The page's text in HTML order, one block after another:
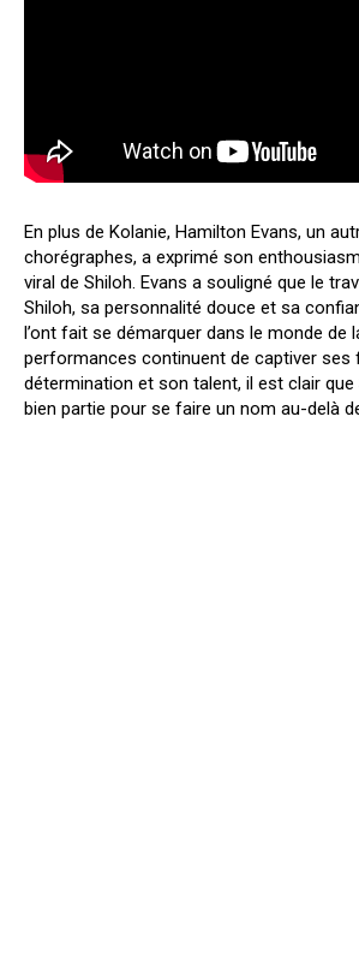
En plus de Kolanie, Hamilton Evans, un
chorégraphes, a exprimé son
viral de Shiloh. Evans a souligné que le
Shiloh, sa personnalité douce et sa
l’ont fait se démarquer dans le monde de
performances continuent de captiver ses
détermination et son talent, il est clair
bien partie pour se faire un nom au-delà